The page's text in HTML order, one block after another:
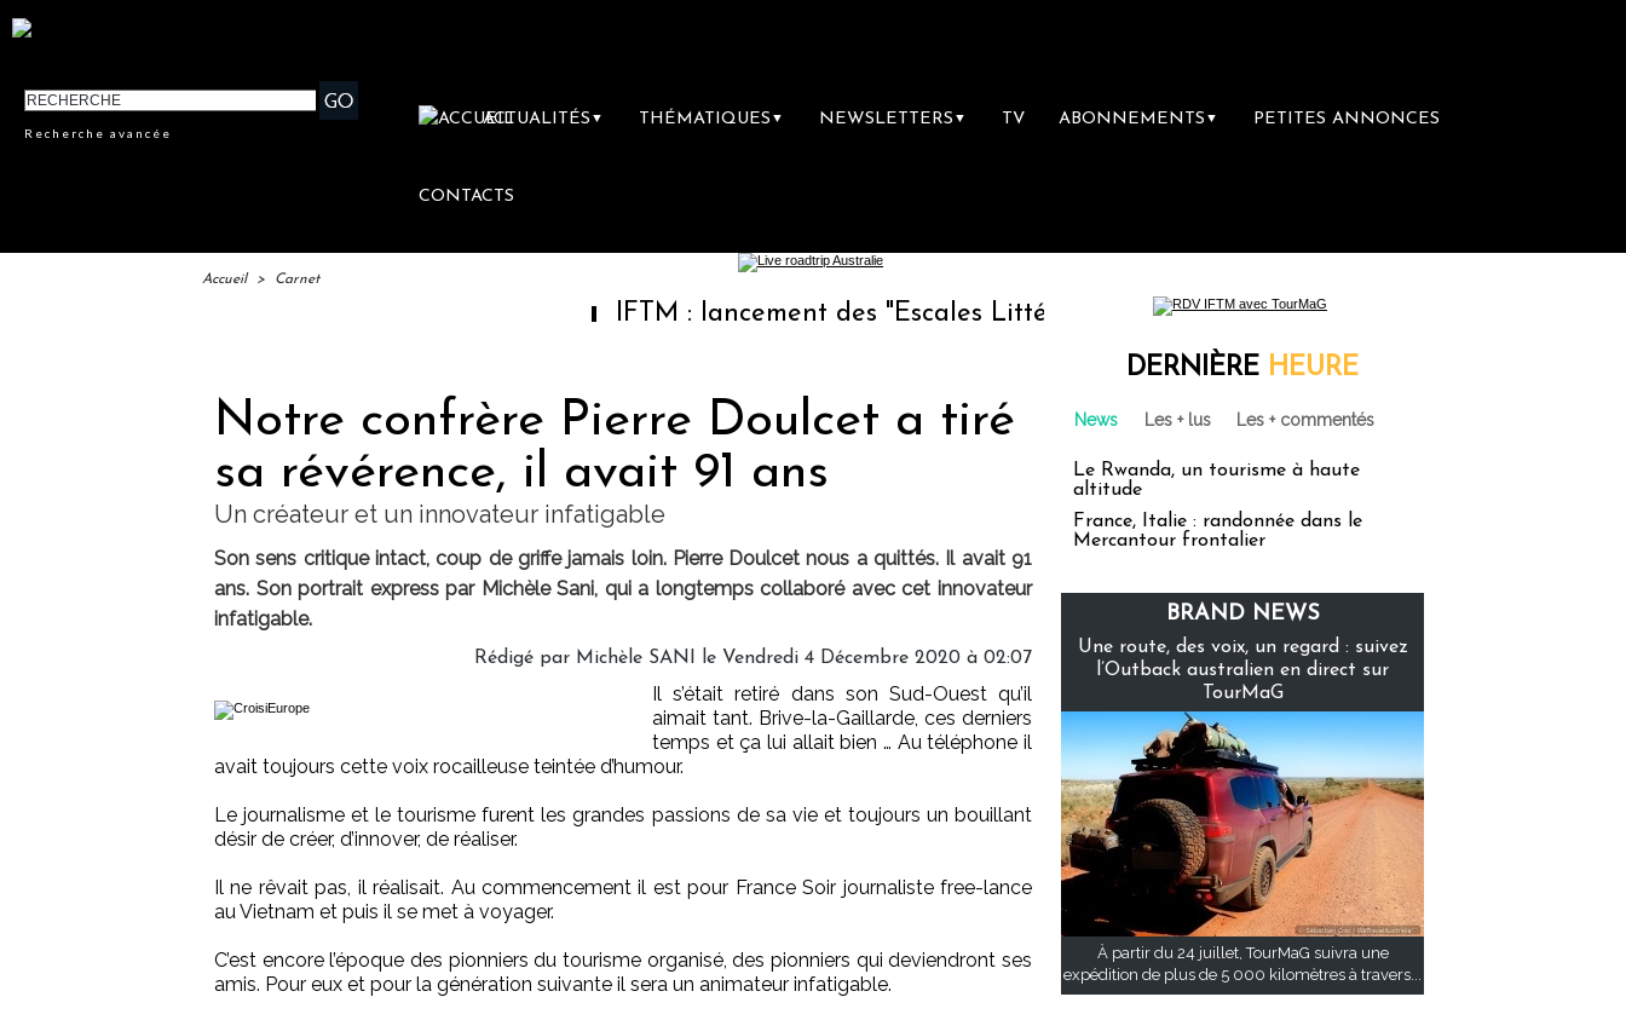
Recherche avancée
ACTUALITÉS ▼ THÉMATIQUES ▼ NEWSLETTERS ▼ TV ABONNEMENTS ▼ PETITES ANNONCES
CONTACTS
Accueil > Carnet
IFTM : lancement des "Escales Littéraires", la première librairie du voyage
Notre confrère Pierre Doulcet a tiré
sa révérence, il avait 91 ans
Un créateur et un innovateur infatigable
Son sens critique intact, coup de griffe jamais loin. Pierre Doulcet nous a quittés. Il avait 91
ans. Son portrait express par Michèle Sani, qui a longtemps collaboré avec cet innovateur
infatigable.
Rédigé par Michèle SANI le Vendredi 4 Décembre 2020 à 02:07
Il s’était retiré dans son Sud-Ouest qu’il
aimait tant. Brive-la-Gaillarde, ces derniers
temps et ça lui allait bien … Au téléphone il
avait toujours cette voix rocailleuse teintée d’humour.
Le journalisme et le tourisme furent les grandes passions de sa vie et toujours un bouillant
désir de créer, d’innover, de réaliser.
Il ne rêvait pas, il réalisait. Au commencement il est pour France Soir journaliste free-lance
au Vietnam et puis il se met à voyager.
C’est encore l’époque des pionniers du tourisme organisé, des pionniers qui deviendront ses
amis. Pour eux et pour la génération suivante il sera un animateur infatigable.
DERNIÈRE HEURE
News Les + lus Les + commentés
Le Rwanda, un tourisme à haute
altitude
France, Italie : randonnée dans le
Mercantour frontalier
BRAND NEWS
Une route, des voix, un regard : suivez
l’Outback australien en direct sur
TourMaG
À partir du 24 juillet, TourMaG suivra une
expédition de plus de 5 000 kilomètres à travers...